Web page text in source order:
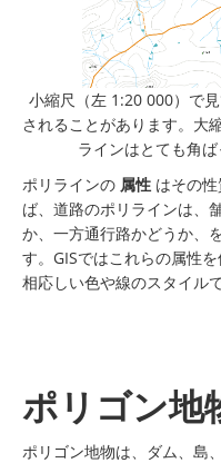
小縮尺（左 1:20 000）で
されることがあります。大
ラインはとても角ば
ポリラインの 属性 はその
ば、道路のポリラインは、
か、一方通行路かどうか、
す。GISではこれらの属性
相応しい色や線のスタイル
ポリゴン地
ポリゴン地物は、ダム、島